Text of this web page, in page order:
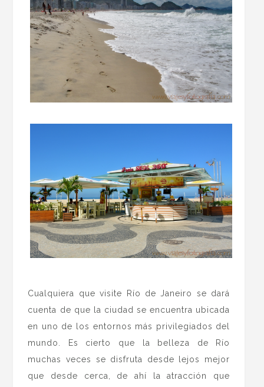
Cualquiera que visite Río de Janeiro se dará
cuenta de que la ciudad se encuentra ubicada
en uno de los entornos más privilegiados del
mundo. Es cierto que la belleza de Río
muchas veces se disfruta desde lejos mejor
que desde cerca, de ahí la atracción que